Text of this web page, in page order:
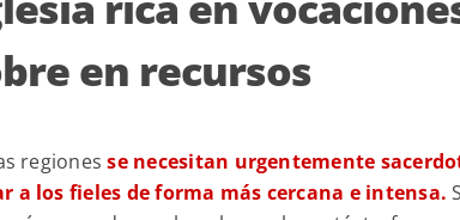
en recursos
regionesse necesitan urgentemente
a los fieles de forma más cercana e intensa.